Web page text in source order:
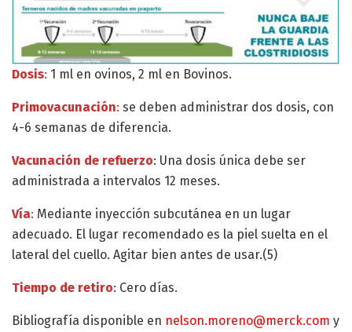
Dosis: 1 ml en ovinos, 2 ml en Bovinos.
Primovacunación: se deben administrar dos dosis, con
4-6 semanas de diferencia.
Vacunación de refuerzo: Una dosis única debe ser
administrada a intervalos 12 meses.
Vía: Mediante inyección subcutánea en un lugar
adecuado. El lugar recomendado es la piel suelta en el
lateral del cuello. Agitar bien antes de usar.(5)
Tiempo de retiro: Cero días.
Bibliografía disponible en nelson.moreno@merck.com y